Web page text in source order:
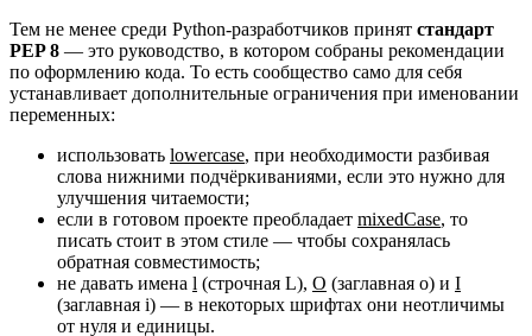
Тем не менее среди Python-разработчиков принят стандарт
PEP 8 — это руководство, в котором собраны рекомендации
по оформлению кода. То есть сообщество само для себя
устанавливает дополнительные ограничения при именовании
переменных:
использовать lowercase, при необходимости разбивая
слова нижними подчёркиваниями, если это нужно для
улучшения читаемости;
если в готовом проекте преобладает mixedCase, то
писать стоит в этом стиле — чтобы сохранялась
обратная совместимость;
не давать имена l (строчная L), O (заглавная o) и I
(заглавная i) — в некоторых шрифтах они неотличимы
от нуля и единицы.